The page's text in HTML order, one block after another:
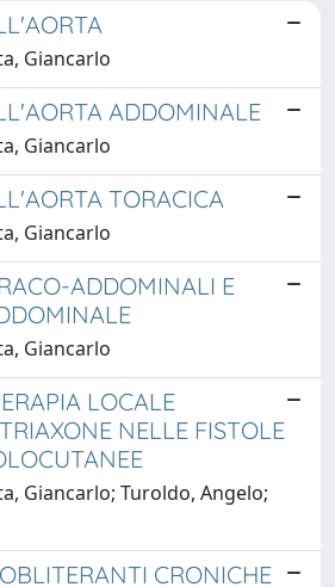
Giancarlo
ADDOMINALE
Giancarlo
TORACICA
Giancarlo
ADDOMINALI E
Giancarlo
LOCALE
NELLE FISTOLE
Giancarlo; Turoldo, Angelo;
CRONICHE